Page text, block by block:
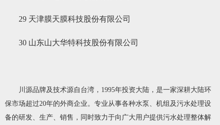
29 天津膜天膜科技股份有限公司
30 山东山大华特科技股份有限公司
川源品牌及技术源自台湾，1995年投资大陆，是一家深耕大陆环
保市场超过20年的外商企业。专业从事各种水泵、机组及污水处理设
备的研发、生产、销售，同时致力于向广大用户提供污水处理整体解